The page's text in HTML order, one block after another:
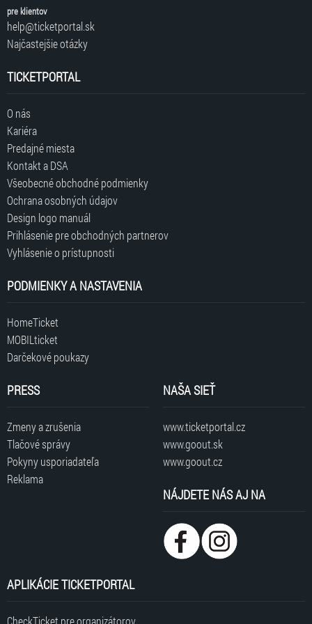
pre klientov
help@ticketportal.sk
Najčastejšie otázky
TICKETPORTAL
O nás
Kariéra
Predajné miesta
Kontakt a DSA
Všeobecné obchodné podmienky
Ochrana osobných údajov
Design logo manuál
Prihlásenie pre obchodných partnerov
Vyhlásenie o prístupnosti
PODMIENKY A NASTAVENIA
HomeTicket
MOBILticket
Darčekové poukazy
PRESS
Zmeny a zrušenia
Tlačové správy
Pokyny usporiadateľa
Reklama
NAŠA SIEŤ
www.ticketportal.cz
www.goout.sk
www.goout.cz
NÁJDETE NÁS AJ NA
APLIKÁCIE TICKETPORTAL